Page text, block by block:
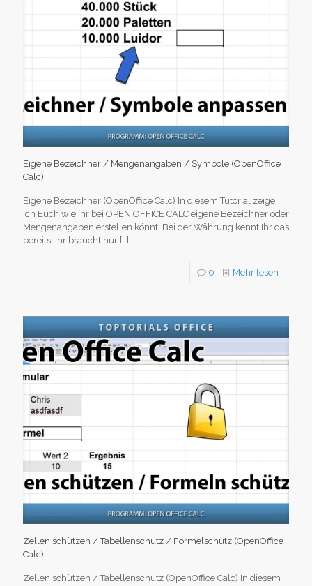
Eigene Bezeichner / Mengenangaben / Symbole (OpenOffice
Calc)
Eigene Bezeichner (OpenOffice Calc) In diesem Tutorial zeige
ich Euch wie Ihr bei OPEN OFFICE CALC eigene Bezeichner oder
Mengenangaben erstellen könnt. Bei der Währung kennt Ihr das
bereits. Ihr braucht nur […]
0 Mehr lesen
Zellen schützen / Tabellenschutz / Formelschutz (OpenOffice
Calc)
Zellen schützen / Tabellenschutz (OpenOffice Calc) In diesem